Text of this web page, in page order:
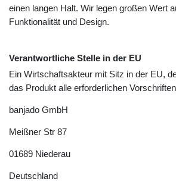
einen langen Halt. Wir legen großen Wert
Funktionalität und Design.
Verantwortliche Stelle in der EU
Ein Wirtschaftsakteur mit Sitz in der EU,
das Produkt alle erforderlichen
banjado GmbH
Meißner Str 87
01689 Niederau
Deutschland